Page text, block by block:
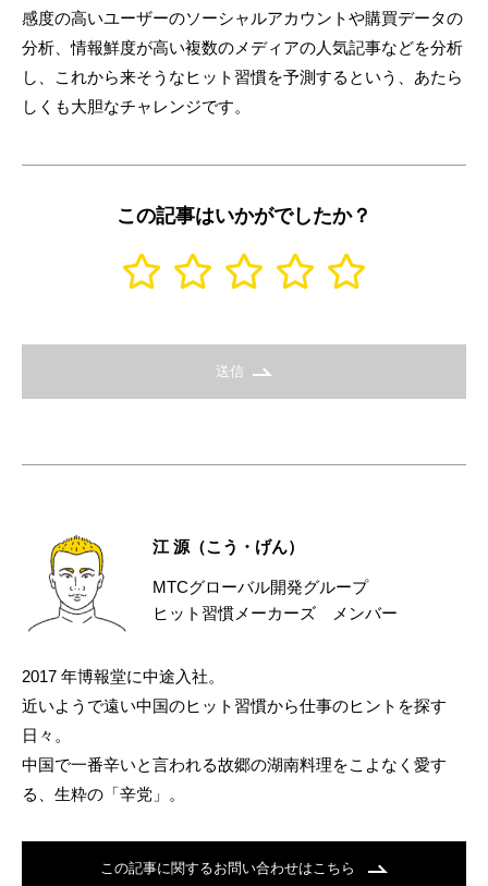
感度の高いユーザーのソーシャルアカウントや購買データの
分析、情報鮮度が高い複数のメディアの人気記事などを分析
し、これから来そうなヒット習慣を予測するという、あたら
しくも大胆なチャレンジです。
この記事はいかがでしたか？
送信
江 源（こう・げん）
MTCグローバル開発グループ
ヒット習慣メーカーズ メンバー
2017 年博報堂に中途入社。
近いようで遠い中国のヒット習慣から仕事のヒントを探す
日々。
中国で一番辛いと言われる故郷の湖南料理をこよなく愛す
る、生粋の「辛党」。
この記事に関するお問い合わせはこちら